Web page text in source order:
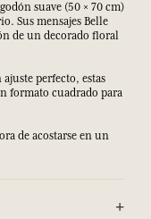
suave (50 × 70 cm)
Sus mensajes Belle
de un decorado floral
perfecto, estas
formato cuadrado para
de acostarse en un